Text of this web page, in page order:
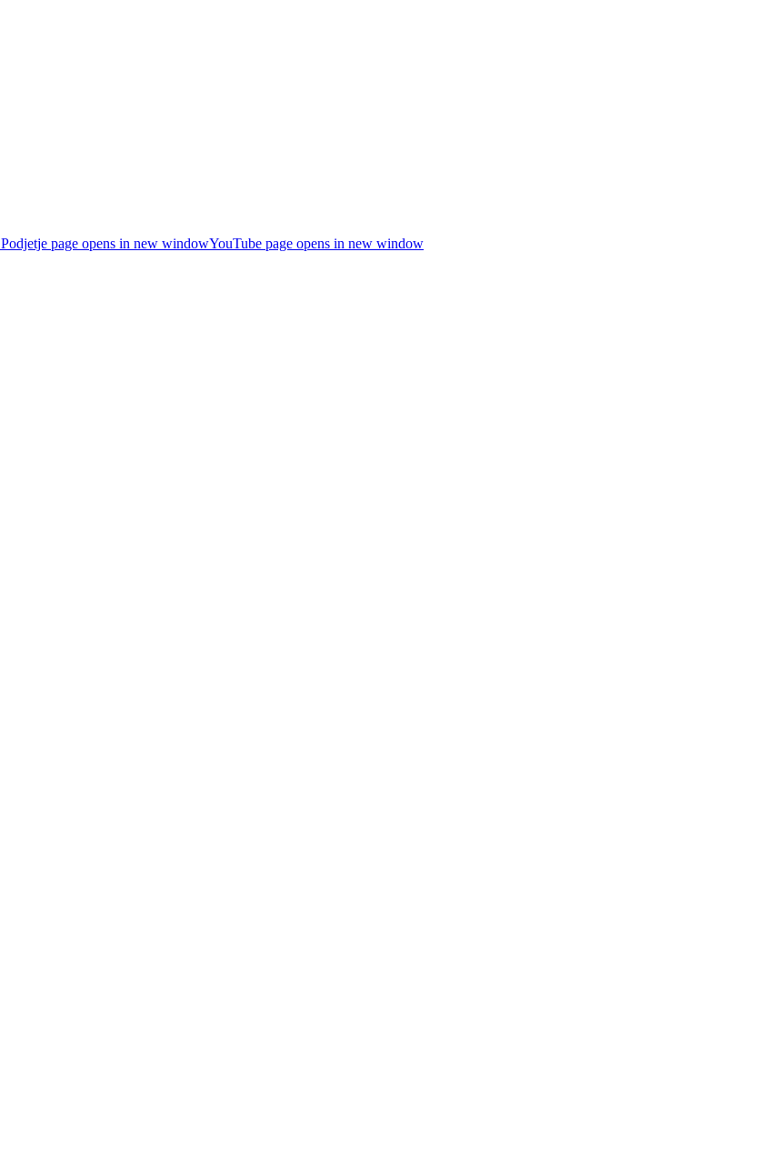
Podjetje page opens in new windowYouTube page opens in new window